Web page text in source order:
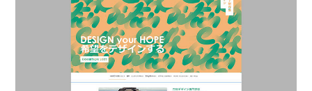
トップメッセージ
メンバー